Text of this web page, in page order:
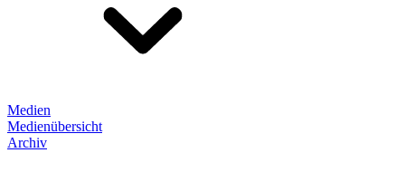
Medien
Medienübersicht
Archiv